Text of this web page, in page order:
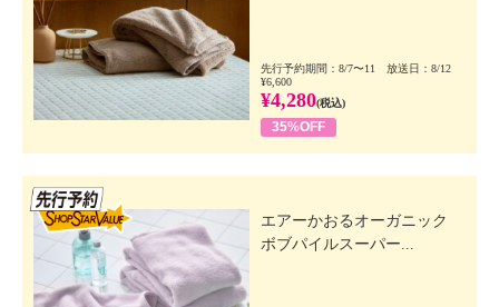
先行予約期間：8/7〜11 放送日：8/12
¥6,600
¥4,280(税込)
35%OFF
エアーかおるオーガニック
ボブパイルスーパー...